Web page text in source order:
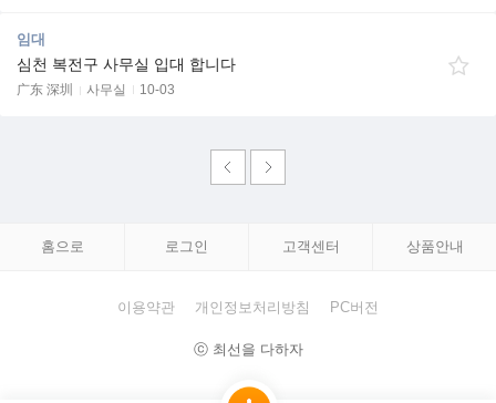
임대
심천 복전구 사무실 입대 합니다
广东 深圳 사무실 10-03
홈으로 로그인 고객센터 상품안내
이용약관 개인정보처리방침 PC버전
ⓒ 최선을 다하자